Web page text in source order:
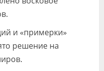
и «примерки»
решение на